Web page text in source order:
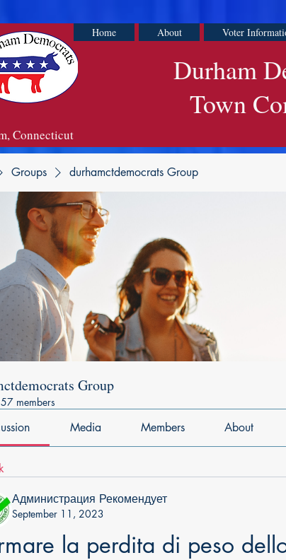
Home About Voter
Durham
Town
Connecticut
Groups durhamctdemocrats Group
Group
members
Media Members About
Администрация Рекомендует
September 11, 2023
la perdita di peso